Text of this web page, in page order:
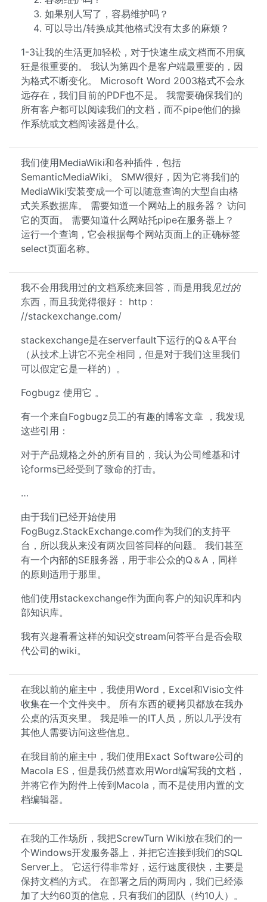
如果别人写了，容易维护吗？
可以导出/转换成其他格式没有太多的麻烦？
1-3让我的生活更加轻松，对于快速生成文档而不用疯
狂是很重要的。 我认为第四个是客户端最重要的，因
为格式不断变化。 Microsoft Word 2003格式不会永
远存在，我们目前的PDF也不是。 我需要确保我们的
所有客户都可以阅读我们的文档，而不pipe他们的操
作系统或文档阅读器是什么。
我们使用MediaWiki和各种插件，包括
SemanticMediaWiki。 SMW很好，因为它将我们的
MediaWiki安装变成一个可以随意查询的大型自由格
式关系数据库。 需要知道一个网站上的服务器？ 访问
它的页面。 需要知道什么网站托pipe在服务器上？
运行一个查询，它会根据每个网站页面上的正确标签
select页面名称。
我不会用我用过的文档系统来回答，而是用我 见过的
东西，而且我觉得很好： http :
//stackexchange.com/
stackexchange是在serverfault下运行的Q＆A平台
（从技术上讲它不完全相同，但是对于我们这里我们
可以假定它是一样的）。
Fogbugz 使用它 。
有一个来自Fogbugz员工的有趣的博客文章 ，我发现
这些引用：
对于产品规格之外的所有目的，我认为公司维基和讨
论forms已经受到了致命的打击。
…
由于我们已经开始使用
FogBugz.StackExchange.com作为我们的支持平
台，所以我从来没有两次回答同样的问题。 我们甚至
有一个内部的SE服务器，用于非公众的Q＆A，同样
的原则适用于那里。
他们使用stackexchange作为面向客户的知识库和内
部知识库。
我有兴趣看看这样的知识交stream问答平台是否会取
代公司的wiki。
在我以前的雇主中，我使用Word，Excel和Visio文件
收集在一个文件夹中。 所有东西的硬拷贝都放在我办
公桌的活页夹里。 我是唯一的IT人员，所以几乎没有
其他人需要访问这些信息。
在我目前的雇主中，我们使用Exact Software公司的
Macola ES，但是我仍然喜欢用Word编写我的文档，
并将它作为附件上传到Macola，而不是使用内置的文
档编辑器。
在我的工作场所，我把ScrewTurn Wiki放在我们的一
个Windows开发服务器上，并把它连接到我们的SQL
Server上。 它运行得非常好，运行速度很快，主要是
保持文档的方式。 在部署之后的两周内，我们已经添
加了大约60页的信息，只有我们的团队（约10人）。